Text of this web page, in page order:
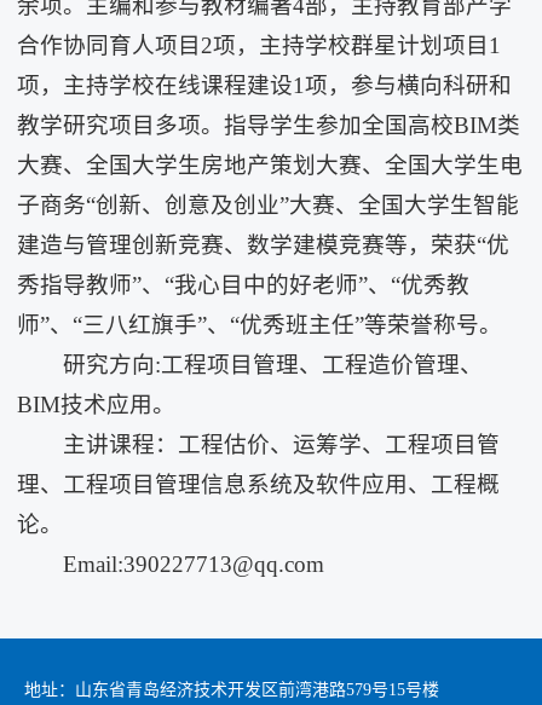
余项。主编和参与教材编著4部，主持教育部产学
合作协同育人项目2项，主持学校群星计划项目1
项，主持学校在线课程建设1项，参与横向科研和
教学研究项目多项。指导学生参加全国高校BIM类
大赛、全国大学生房地产策划大赛、全国大学生电
子商务“创新、创意及创业”大赛、全国大学生智能
建造与管理创新竞赛、数学建模竞赛等，荣获“优
秀指导教师”、“我心目中的好老师”、“优秀教
师”、“三八红旗手”、“优秀班主任”等荣誉称号。
研究方向:工程项目管理、工程造价管理、
BIM技术应用。
主讲课程：工程估价、运筹学、工程项目管
理、工程项目管理信息系统及软件应用、工程概
论。
Email:390227713@qq.com
地址：山东省青岛经济技术开发区前湾港路579号15号楼